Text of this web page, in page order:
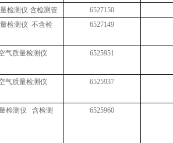
检测仪 含检测管 6527150
检测仪 不含检
6527149
气质量检测仪
6525951
气质量检测仪
6525937
检测仪 含检测
6525960